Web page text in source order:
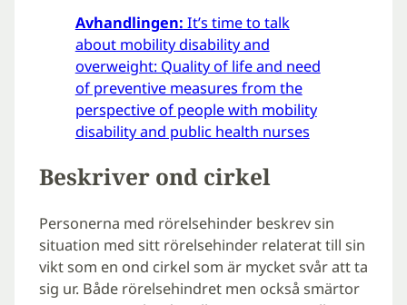
Avhandlingen: It’s time to talk
about mobility disability and
overweight: Quality of life and need
of preventive measures from the
perspective of people with mobility
disability and public health nurses
Beskriver ond cirkel
Personerna med rörelsehinder beskrev sin
situation med sitt rörelsehinder relaterat till sin
vikt som en ond cirkel som är mycket svår att ta
sig ur. Både rörelsehindret men också smärtor